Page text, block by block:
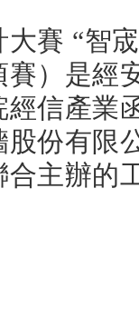
賽 “智
）是經
信產業
份有限
主辦的